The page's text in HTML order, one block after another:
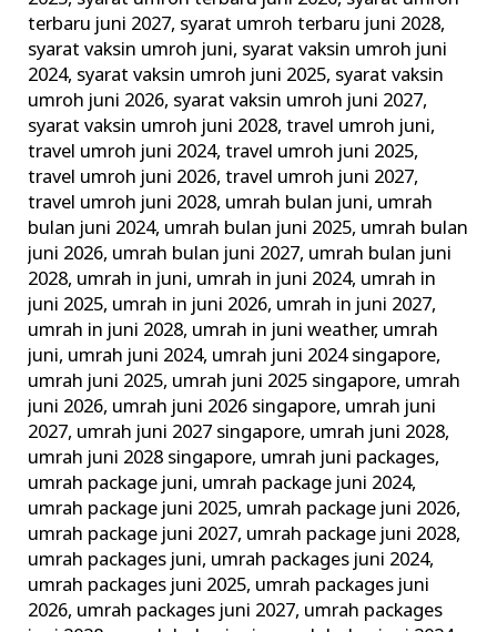
terbaru juni 2027, syarat umroh terbaru juni 2028,
syarat vaksin umroh juni, syarat vaksin umroh juni
2024, syarat vaksin umroh juni 2025, syarat vaksin
umroh juni 2026, syarat vaksin umroh juni 2027,
syarat vaksin umroh juni 2028,travel umroh juni,
travel umroh juni 2024,travel umroh juni 2025,
travel umroh juni 2026,travel umroh juni 2027,
travel umroh juni 2028, umrah bulan juni, umrah
bulan juni 2024, umrah bulan juni 2025, umrah bulan
juni 2026, umrah bulan juni 2027, umrah bulan juni
2028, umrah in juni, umrah in juni 2024, umrah in
juni 2025, umrah in juni 2026, umrah in juni 2027,
umrah in juni 2028, umrah in juni weather, umrah
juni, umrah juni 2024, umrah juni 2024 singapore,
umrah juni 2025, umrah juni 2025 singapore, umrah
juni 2026, umrah juni 2026 singapore, umrah juni
2027, umrah juni 2027 singapore, umrah juni 2028,
umrah juni 2028 singapore, umrah juni packages,
umrah package juni, umrah package juni 2024,
umrah package juni 2025, umrah package juni 2026,
umrah package juni 2027, umrah package juni 2028,
umrah packages juni, umrah packages juni 2024,
umrah packages juni 2025, umrah packages juni
2026, umrah packages juni 2027, umrah packages